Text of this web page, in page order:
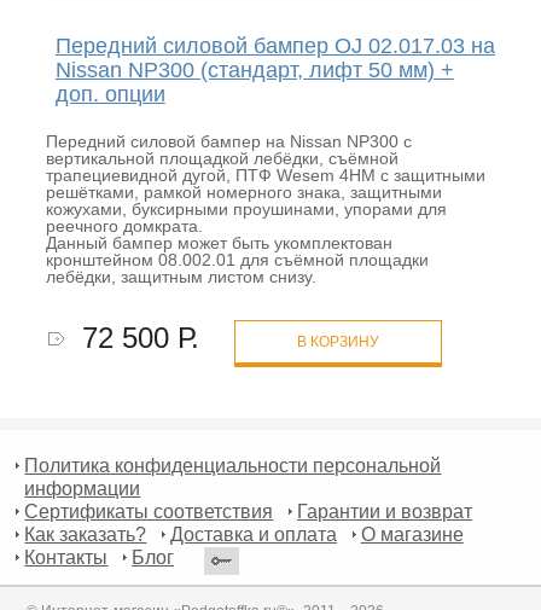
Передний силовой бампер OJ 02.017.03 на
Nissan NP300 (стандарт, лифт 50 мм) +
доп. опции
Передний силовой бампер на Nissan NP300 с
вертикальной площадкой лебёдки, съёмной
трапециевидной дугой, ПТФ Wesem 4HM с защитными
решётками, рамкой номерного знака, защитными
кожухами, буксирными проушинами, упорами для
реечного домкрата.
Данный бампер может быть укомплектован
кронштейном 08.002.01 для съёмной площадки
лебёдки, защитным листом снизу.
72 500 Р. В КОРЗИНУ
Политика конфиденциальности персональной
информации
Сертификаты соответствия
Гарантии и возврат
Как заказать?
Доставка и оплата
О магазине
Контакты
Блог